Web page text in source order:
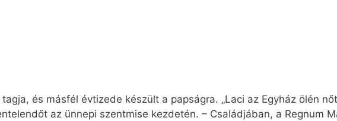
és másfél évtizede készült a papságra. „Laci az Egyház ölén
az ünnepi szentmise kezdetén. – Családjában, a Regnum